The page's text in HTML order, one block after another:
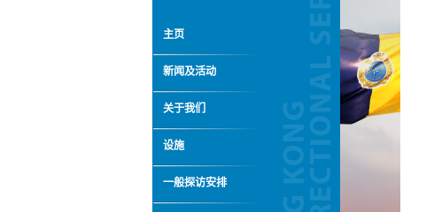
主页
新闻及活动
关于我们
设施
一般探访安排